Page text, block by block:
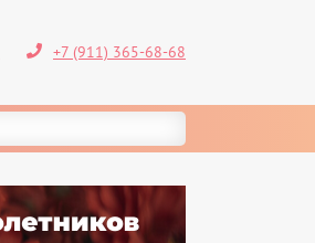
+7 (911) 365-68-68